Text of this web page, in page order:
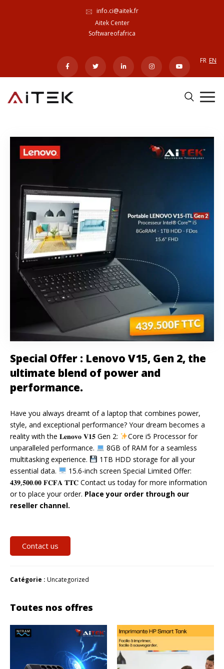
info.ci@aitek.fr
Aitek Center
Softwareofafrica
FR EN
Special Offer : Lenovo V15, Gen 2, the
ultimate blend of power and
performance.
Have you always dreamt of a laptop that combines power,
style, and exceptional performance? Your dream becomes a
reality with the 𝐋𝐞𝐧𝐨𝐯𝐨 𝐕𝟏𝟓 Gen 2:
Core i5 Processor for
unparalleled performance.
8GB of RAM for a seamless
multitasking experience.
1TB HDD storage for all your
essential data.
15.6-inch screen Special Limited Offer:
𝟒𝟑𝟗,𝟓𝟎𝟎.𝟎𝟎 𝐅𝐂𝐅𝐀 𝐓𝐓𝐂 Contact us today for more information
or to place your order. Place your order through our
reseller channel.
Contact us
Catégorie : Uncategorized
Toutes nos offres